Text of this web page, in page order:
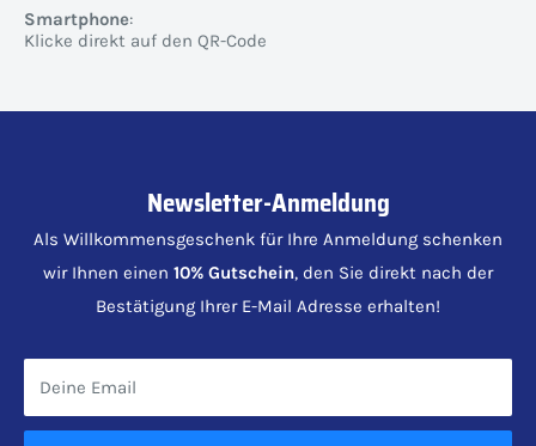
Smartphone:
Klicke direkt auf den QR-Code
Newsletter-Anmeldung
Als Willkommensgeschenk für Ihre Anmeldung schenken
wir Ihnen einen 10% Gutschein, den Sie direkt nach der
Bestätigung Ihrer E-Mail Adresse erhalten!
Deine Email